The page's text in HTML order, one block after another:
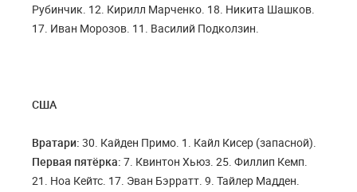
Рубинчик. 12. Кирилл Марченко. 18. Никита Шашков.
17. Иван Морозов. 11. Василий Подколзин.
США
Вратари: 30. Кайден Примо. 1. Кайл Кисер (запасной).
Первая пятёрка: 7. Квинтон Хьюз. 25. Филлип Кемп.
21. Ноа Кейтс. 17. Эван Бэрратт. 9. Тайлер Мадден.